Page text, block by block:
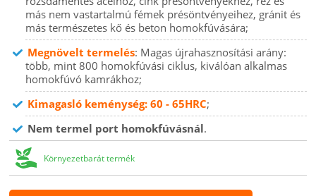
más nem vastartalmú fémek présöntvényeihez, gránit és
más természetes kő és beton homokfúvására;
Megnövelt termelés: Magas újrahasznosítási arány:
több, mint 800 homokfúvási ciklus, kiválóan alkalmas
homokfúvó kamrákhoz;
Kimagasló keménység: 60 - 65HRC;
Nem termel port homokfúvásnál.
Környezetbarát termék